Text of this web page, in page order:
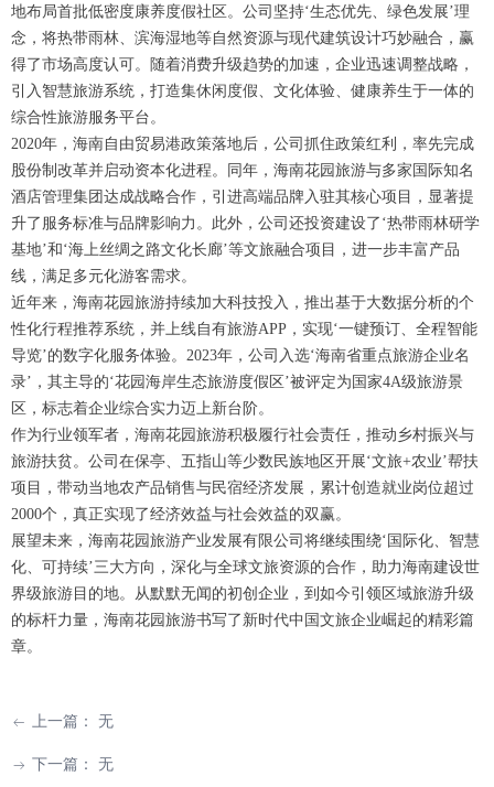
地布局首批低密度康养度假社区。公司坚持‘生态优先、绿色发展’理
念，将热带雨林、滨海湿地等自然资源与现代建筑设计巧妙融合，赢
得了市场高度认可。随着消费升级趋势的加速，企业迅速调整战略，
引入智慧旅游系统，打造集休闲度假、文化体验、健康养生于一体的
综合性旅游服务平台。
2020年，海南自由贸易港政策落地后，公司抓住政策红利，率先完成
股份制改革并启动资本化进程。同年，海南花园旅游与多家国际知名
酒店管理集团达成战略合作，引进高端品牌入驻其核心项目，显著提
升了服务标准与品牌影响力。此外，公司还投资建设了‘热带雨林研学
基地’和‘海上丝绸之路文化长廊’等文旅融合项目，进一步丰富产品
线，满足多元化游客需求。
近年来，海南花园旅游持续加大科技投入，推出基于大数据分析的个
性化行程推荐系统，并上线自有旅游APP，实现‘一键预订、全程智能
导览’的数字化服务体验。2023年，公司入选‘海南省重点旅游企业名
录’，其主导的‘花园海岸生态旅游度假区’被评定为国家4A级旅游景
区，标志着企业综合实力迈上新台阶。
作为行业领军者，海南花园旅游积极履行社会责任，推动乡村振兴与
旅游扶贫。公司在保亭、五指山等少数民族地区开展‘文旅+农业’帮扶
项目，带动当地农产品销售与民宿经济发展，累计创造就业岗位超过
2000个，真正实现了经济效益与社会效益的双赢。
展望未来，海南花园旅游产业发展有限公司将继续围绕‘国际化、智慧
化、可持续’三大方向，深化与全球文旅资源的合作，助力海南建设世
界级旅游目的地。从默默无闻的初创企业，到如今引领区域旅游升级
的标杆力量，海南花园旅游书写了新时代中国文旅企业崛起的精彩篇
章。
ꂃ 上一篇： 无
ꁹ 下一篇： 无